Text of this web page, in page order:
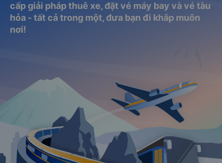
cấp giải pháp thuê xe, đặt vé máy bay và vé tàu
hỏa - tất cả trong một, đưa bạn đi khắp muôn
nơi!